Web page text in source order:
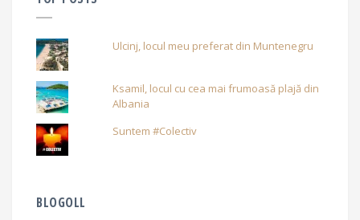
Ulcinj, locul meu preferat din Muntenegru
Ksamil, locul cu cea mai frumoasă plajă din
Albania
Suntem #Colectiv
BLOGOLL